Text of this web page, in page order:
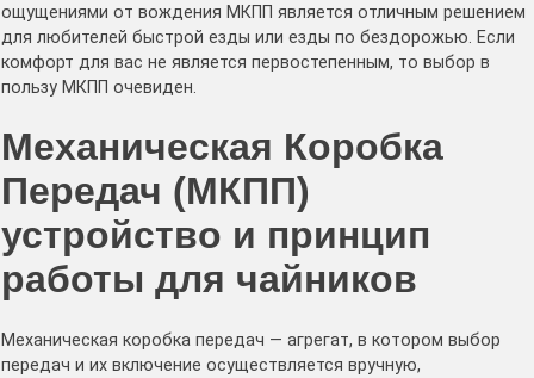
ощущениями от вождения МКПП является отличным решением
для любителей быстрой езды или езды по бездорожью. Если
комфорт для вас не является первостепенным, то выбор в
пользу МКПП очевиден.
Механическая Коробка
Передач (МКПП)
устройство и принцип
работы для чайников
Механическая коробка передач — агрегат, в котором выбор
передач и их включение осуществляется вручную,